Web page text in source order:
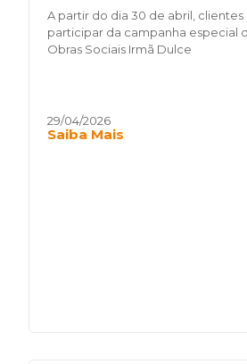
A partir do dia 30 de abril, clientes
participar da campanha especial
Obras Sociais Irmã Dulce
29/04/2026
Saiba Mais